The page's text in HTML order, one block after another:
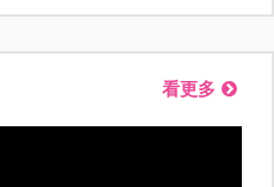
看更多